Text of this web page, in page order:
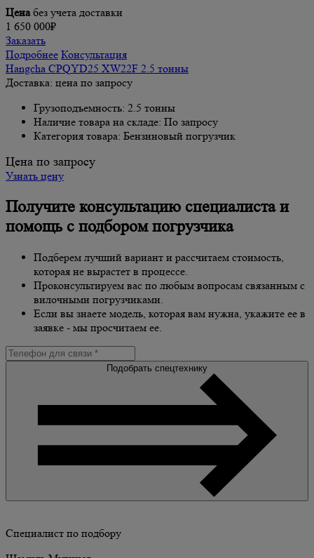
Цена без учета доставки
1 650 000₽
Заказать
Подробнее Консультация
Hangcha CPQYD25 XW22F 2.5 тонны
Доставка: цена по запросу
Грузоподъемность: 2.5 тонны
Наличие товара на складе: По запросу
Категория товара: Бензиновый погрузчик
Цена по запросу
Узнать цену
Получите консультацию специалиста и
помощь с подбором погрузчика
Подберем лучший вариант и рассчитаем стоимость,
которая не вырастет в процессе.
Проконсультируем вас по любым вопросам связанным с
вилочными погрузчиками.
Если вы знаете модель, которая вам нужна, укажите ее в
заявке - мы просчитаем ее.
Подобрать спецтехнику
Специалист по подбору